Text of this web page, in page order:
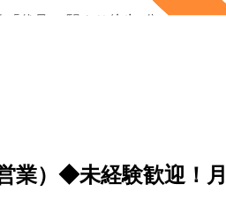
伏見」 駅より徒歩5分
業）◆未経験歓迎！